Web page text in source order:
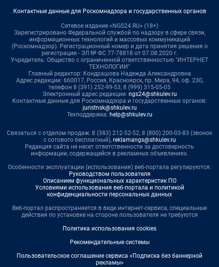
Контактные данные для Роскомнадзора и государственных органов
Сетевое издание «NGS24.RU» (18+)
Зарегистрировано Федеральной службой по надзору в сфере связи,
информационных технологий и массовых коммуникаций
(Роскомнадзор). Регистрационный номер и дата принятия решения о
регистрации - ЭЛ № ФС 77-78818 от 07.08.2020 г.
Учредитель: Общество с ограниченной ответственностью "ИНТЕРНЕТ
ТЕХНОЛОГИИ"
Главный редактор: Кондрашова Надежда Александровна
Адрес редакции: 660017, Россия, Красноярск, пр. Мира, 94, оф. 230,
телефон 8 (391) 252-99-53, 8 (999) 315-05-05
Электронный адрес редакции: ngs24@shkulev.ru
Контактные данные для Роскомнадзора и государственных органов:
juristnsk@shkulev.ru
Техподдержка: help@shkulev.ru
Связаться с отделом продаж: 8 (383) 212-52-52, 8 (800) 200-03-83 (звонок
с сотового бесплатный), reklamangs@shkulev.ru
Редакция сайта не несет ответственности за достоверность
информации, содержащейся в рекламных объявлениях.
Особенности эксплуатации (использования) веб-портала регулируются:
Руководством пользователя
Описанием функциональных характеристик ПО
Условиями использования веб-портала и политикой
конфиденциальности персональных данных
Веб-портал распространяется в виде интернет-сервиса, специальные
действия по установке на стороне пользователя не требуются
Политика использования cookies
Рекомендательные системы
Пользовательское соглашение сервиса «Подписка без баннерной
рекламы»